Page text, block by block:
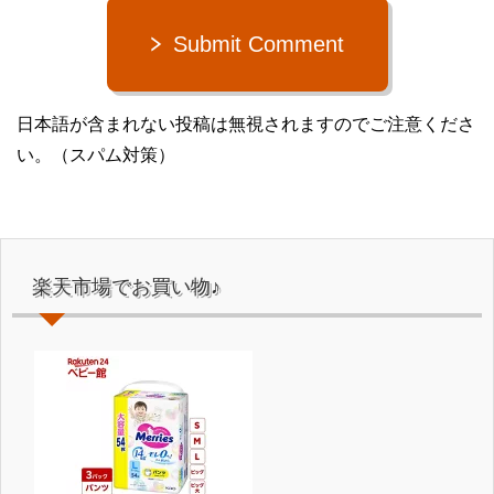
Submit Comment
日本語が含まれない投稿は無視されますのでご注意くださ
い。（スパム対策）
楽天市場でお買い物♪